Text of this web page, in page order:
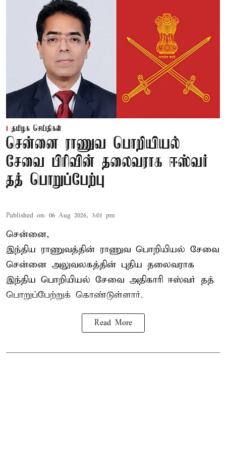
தமிழக செய்திகள்
சென்னை ராணுவ பொறியியல்
சேவை பிரிவின் தலைவராக ஈஸ்வர்
தத் பொறுப்பேற்பு
Published on: 06 Aug 2026, 3:01 pm
சென்னை,
இந்திய ராணுவத்தின் ராணுவ பொறியியல் சேவை
சென்னை அலுவலகத்தின் புதிய தலைவராக
இந்திய பொறியியல் சேவை அதிகாரி ஈஸ்வர் தத்
பொறுப்பேற்றுக் கொண்டுள்ளார்.
Read More